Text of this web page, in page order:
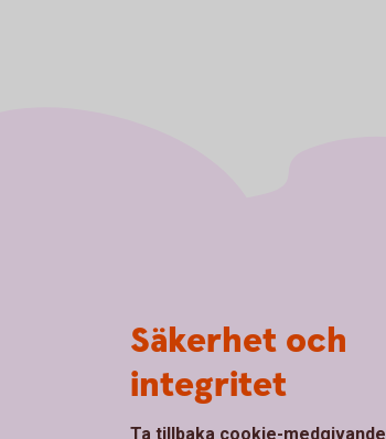
Säkerhet och
integritet
Ta tillbaka cookie-medgivande